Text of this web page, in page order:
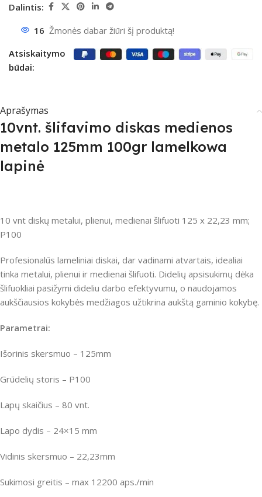
Dalintis:
16 Žmonės dabar žiūri šį produktą!
Atsiskaitymo
būdai:
Aprašymas
10vnt. šlifavimo diskas medienos
metalo 125mm 100gr lamelkowa
lapinė
10 vnt diskų metalui, plienui, medienai šlifuoti 125 x 22,23 mm;
P100
Profesionalūs lameliniai diskai, dar vadinami atvartais, idealiai
tinka metalui, plienui ir medienai šlifuoti. Didelių apsisukimų dėka
šlifuokliai pasižymi dideliu darbo efektyvumu, o naudojamos
aukščiausios kokybės medžiagos užtikrina aukštą gaminio kokybę.
Parametrai:
Išorinis skersmuo – 125mm
Grūdelių storis – P100
Lapų skaičius – 80 vnt.
Lapo dydis – 24×15 mm
Vidinis skersmuo – 22,23mm
Sukimosi greitis – max 12200 aps./min